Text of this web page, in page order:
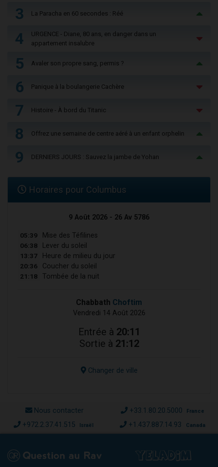
3 La Paracha en 60 secondes : Réé
4
URGENCE - Diane, 80 ans, en danger dans un
appartement insalubre
5 Avaler son propre sang, permis ?
6 Panique à la boulangerie Cachère
7 Histoire - À bord du Titanic
8 Offrez une semaine de centre aéré à un enfant orphelin
9 DERNIERS JOURS : Sauvez la jambe de Yohan
Horaires pour Columbus
9 Août 2026 - 26 Av 5786
05:39 Mise des Téfilines
06:38 Lever du soleil
13:37 Heure de milieu du jour
20:36 Coucher du soleil
21:18 Tombée de la nuit
Chabbath Choftim
Vendredi 14 Août 2026
Entrée à 20:11
Sortie à 21:12
Changer de ville
Nous contacter +33.1.80.20.5000 France
+972.2.37.41.515 Israël +1.437.887.14.93 Canada